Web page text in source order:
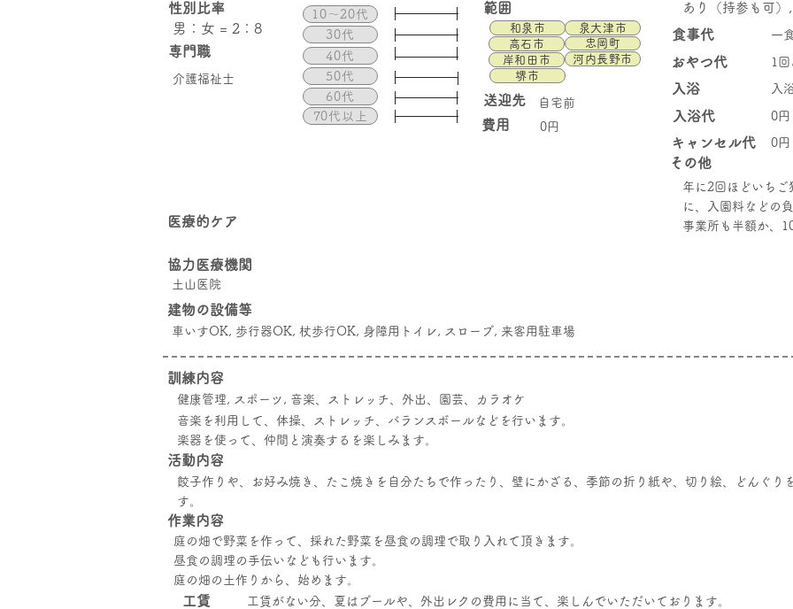
範囲
和泉市
泉大津市
高石市
忠岡町
岸和田市
河内長野市
堺市
送迎先
費用
自宅前
0円
あり（持参も可）
食事代 一
おやつ代 1
入浴 入
入浴代 0円
キャンセル代 0円
その他
年に2回ほどいちご
に、入園料などの
事業所も半額か、
性別比率
男：女 = 2：8
専門職
介護福祉士
10〜20代
30代
40代
50代
60代
70代以上
医療的ケア
協力医療機関
土山医院
建物の設備等
車いすOK, 歩行器OK, 杖歩行OK, 身障用トイレ, スロープ, 来客用駐車場
訓練内容
健康管理, スポーツ, 音楽、ストレッチ、外出、園芸、カラオケ
音楽を利用して、体操、ストレッチ、バランスボールなどを行います。
楽器を使って、仲間と演奏するを楽しみます。
活動内容
餃子作りや、お好み焼き、たこ焼きを自分たちで作ったり、壁にかざる、季節の折り紙や、切り絵、どんぐり
す。
​作業内容
庭の畑で野菜を作って、採れた野菜を昼食の調理で取り入れて頂きます。
昼食の調理の手伝いなども行います。
庭の畑の土作りから、始めます。
工賃 工賃がない分、夏はプールや、外出レクの費用に当て、楽しんでいただいております。